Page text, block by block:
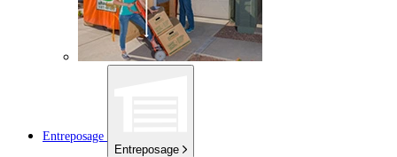
Entreposage
Entreposage